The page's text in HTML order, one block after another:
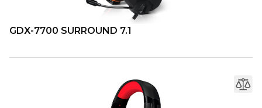
GDX-7700 SURROUND 7.1